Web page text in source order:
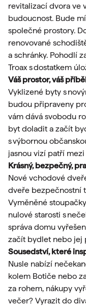
revitalizací dvora ve
budoucnost. Bude
společné prostory.
renovované
a schránky. Pohodlí
Troax s dostatkem
Váš prostor, váš
Vyklizené byty s
budou připraveny
vám dává svobodu
byt doladit a začít
s výbornou
jasnou vizí patří
Krásný, bezpečný,
Nové vchodové
dveře bezpečnostní
Vyměněné
nulové starosti s
správa domu
začít bydlet nebo jej
Sousedství, které
Nusle nabízí
kolem Botiče nebo
za rohem, nákupy
večer? Vyrazit do